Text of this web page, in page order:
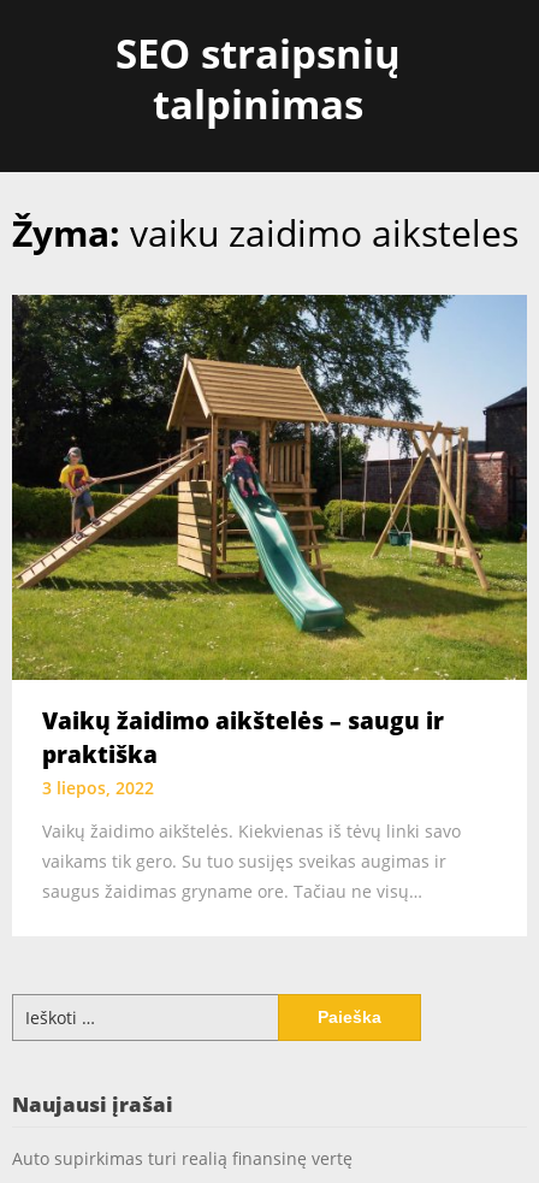
SEO straipsnių
talpinimas
Žyma: vaiku zaidimo aiksteles
Vaikų žaidimo aikštelės – saugu ir
praktiška
3 liepos, 2022
Vaikų žaidimo aikštelės. Kiekvienas iš tėvų linki savo
vaikams tik gero. Su tuo susijęs sveikas augimas ir
saugus žaidimas gryname ore. Tačiau ne visų…
Ieškoti:
Naujausi įrašai
Auto supirkimas turi realią finansinę vertę